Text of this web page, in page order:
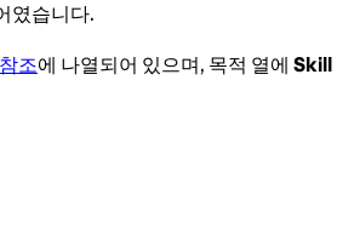
였습니다.
조에 나열되어 있으며, 목적 열에 Skill